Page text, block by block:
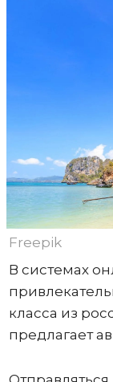
Freepik
В системах
класса из
предлагает